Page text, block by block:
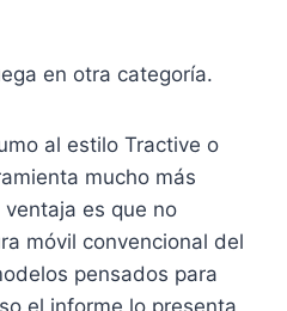
en otra categoría.
al estilo Tractive o
mucho más
es que no
móvil convencional del
pensados para